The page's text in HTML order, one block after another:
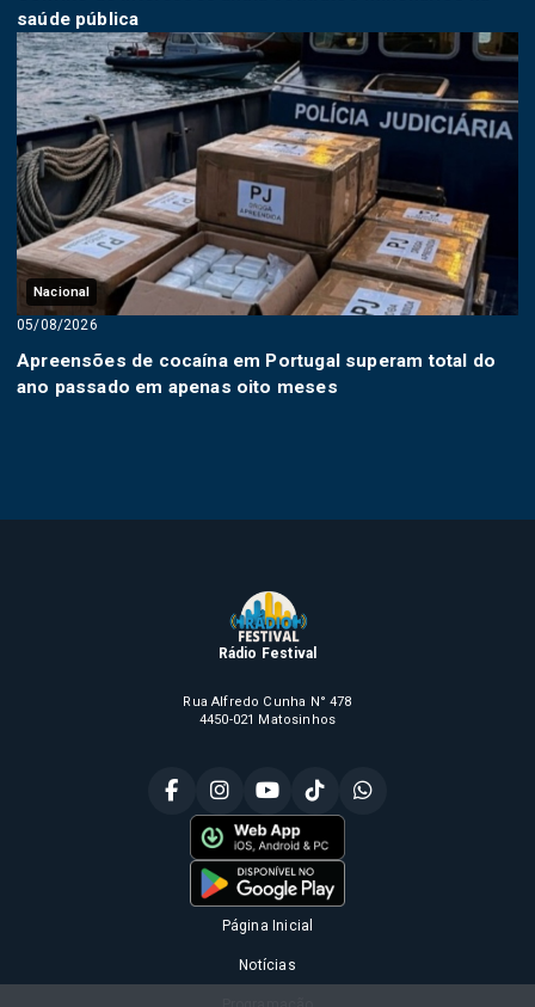
saúde pública
Nacional
05/08/2026
Apreensões de cocaína em Portugal superam total do
ano passado em apenas oito meses
Rádio Festival
Rua Alfredo Cunha N° 478
4450-021 Matosinhos
Página Inicial
Notícias